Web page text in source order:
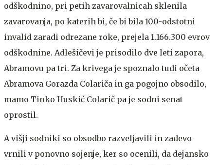
odškodnino, pri petih zavarovalnicah sklenila
zavarovanja, po katerih bi, če bi bila 100-odstotni
invalid zaradi odrezane roke, prejela 1.166.300 evrov
odškodnine. Adlešičevi je prisodilo dve leti zapora,
Abramovu pa tri. Za krivega je spoznalo tudi očeta
Abramova Gorazda Colariča in ga pogojno obsodilo,
mamo Tinko Huskić Colarič pa je sodni senat
oprostil.
A višji sodniki so obsodbo razveljavili in zadevo
vrnili v ponovno sojenje, ker so ocenili, da dejansko